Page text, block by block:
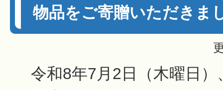
物品をご寄贈いただきま
令和8年7月2日（木曜日）